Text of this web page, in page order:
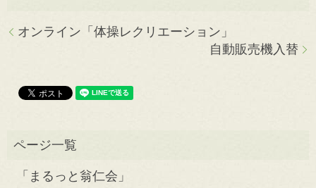
オンライン「体操レクリエーション」
自動販売機入替
「まるっと翁仁会」